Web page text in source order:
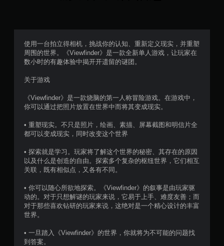
5
，
8
9
个
评
价
使用一台拍立得相机，挑战你的认知、重新定义现实，并重塑
周围的世界。《Viewfinder》是一款全新单人游戏，让玩家在
数小时的有趣体验中揭开开遗留的谜团。
关于游戏
《Viewfinder》是一款烧脑的第一人称冒险游戏。在游戏中，
你可以通过把照片放置在世界中而将其变成现实。
• 重塑现实。不只是照片，绘画、素描、屏幕截图和明信片全
都可以变成现实，同时改变这个世界
• 探索就是学习。玩家将了解这个世界的秘密、其存在的原因
以及什么是创造的自由。探索多个复杂的枢纽世界，它们相互
关联，既有相似点，又各有不同。
• 你可以随心所欲地探索。《Viewfinder》的叙事是由玩家驱
动的。对于只想解谜的玩家来说，它易于上手、难度友善；而
对于那些喜欢钻研的玩家来说，这绝对是一个精心设计的丰富
世界。
• 一旦踏入《Viewfinder》的世界，你就将为不可能的问题找
到答案。